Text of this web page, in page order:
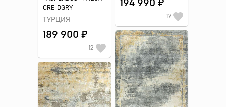
CRE-DGRY
ТУРЦИЯ
189 900 ₽
12
194 990 ₽
17